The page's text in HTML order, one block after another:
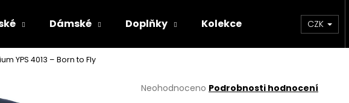
Dámské Doplňky Kolekce Kontakt
CZK
YPS 4013 – Born to Fly
Průměrné
Neohodnoceno Podrobnosti hodnocení
Co potřebujete najít?